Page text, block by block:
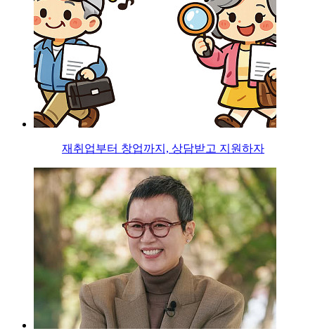
재취업부터 창업까지, 상담받고 지원하자